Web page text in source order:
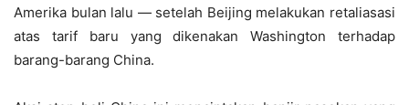
Amerika bulan lalu — setelah Beijing melakukan retaliasasi
atas tarif baru yang dikenakan Washington terhadap
barang-barang China.